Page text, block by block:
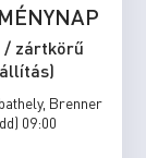
/ zártkörű
Brenner
09:00